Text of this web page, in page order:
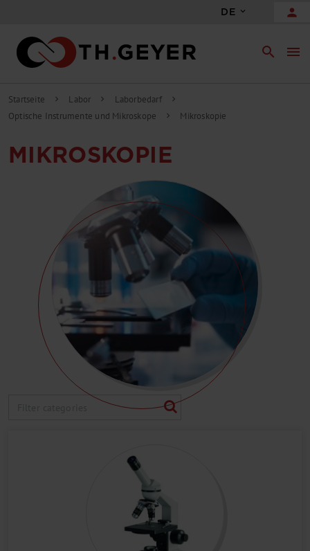
DE person
search menu
Startseite chevron_right Labor chevron_right Laborbedarf chevron_right
Optische Instrumente und Mikroskope chevron_right Mikroskopie
MIKROSKOPIE